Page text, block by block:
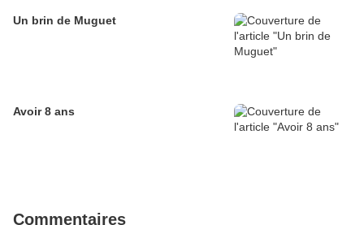
Un brin de Muguet
Avoir 8 ans
Commentaires